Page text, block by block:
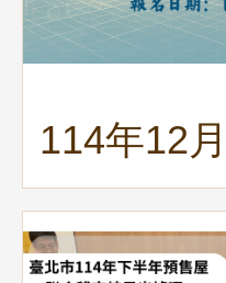
114年12
預告—「
雙場景：
與系統建